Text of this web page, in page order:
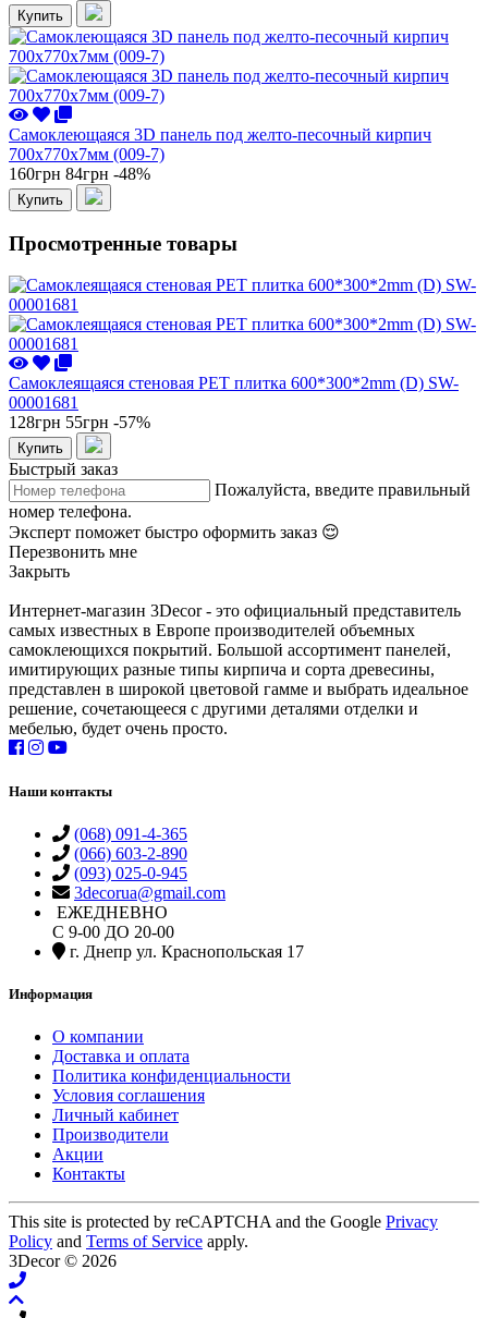
Купить
Самоклеющаяся 3D панель под желто-песочный кирпич
700x770x7мм (009-7)
160грн 84грн -48%
Купить
Просмотренные товары
Самоклеящаяся стеновая PET плитка 600*300*2mm (D) SW-
00001681
128грн 55грн -57%
Купить
Быстрый заказ
Пожалуйста, введите правильный
номер телефона.
Эксперт поможет быстро оформить заказ 😌
Перезвонить мне
Закрыть
Интернет-магазин 3Decor - это официальный представитель
самых известных в Европе производителей объемных
самоклеющихся покрытий. Большой ассортимент панелей,
имитирующих разные типы кирпича и сорта древесины,
представлен в широкой цветовой гамме и выбрать идеальное
решение, сочетающееся с другими деталями отделки и
мебелью, будет очень просто.
Наши контакты
(068) 091-4-365
(066) 603-2-890
(093) 025-0-945
3decorua@gmail.com
ЕЖЕДНЕВНО
С 9-00 ДО 20-00
г. Днепр ул. Краснопольская 17
Информация
О компании
Доставка и оплата
Политика конфиденциальности
Условия соглашения
Личный кабинет
Производители
Акции
Контакты
This site is protected by reCAPTCHA and the Google Privacy
Policy and Terms of Service apply.
3Decor © 2026